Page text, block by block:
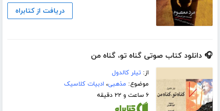
دریافت از کتابراه
🎧 دانلود کتاب صوتی گناه تو، گناه من
از:تیلر کالدول
موضوع: مذهبی، ادبیات کلاسیک
۶ ساعت و ۲۲ دقیقه